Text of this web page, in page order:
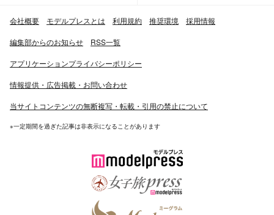
会社概要 モデルプレスとは 利用規約 推奨環境 採用情報
編集部からのお知らせ RSS一覧
アプリケーションプライバシーポリシー
情報提供・広告掲載・お問い合わせ
当サイトコンテンツの無断複写・転載・引用の禁止について
※一定期間を過ぎた記事は非表示になることがあります